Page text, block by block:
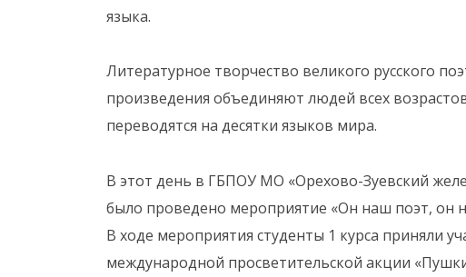
языка.
Литературное творчество великого русского
произведения объединяют людей всех
переводятся на десятки языков мира.
В этот день в ГБПОУ МО «Орехово-Зуевский
было проведено мероприятие «Он наш поэт, он
В ходе мероприятия студенты 1 курса приняли
международной просветительской акции